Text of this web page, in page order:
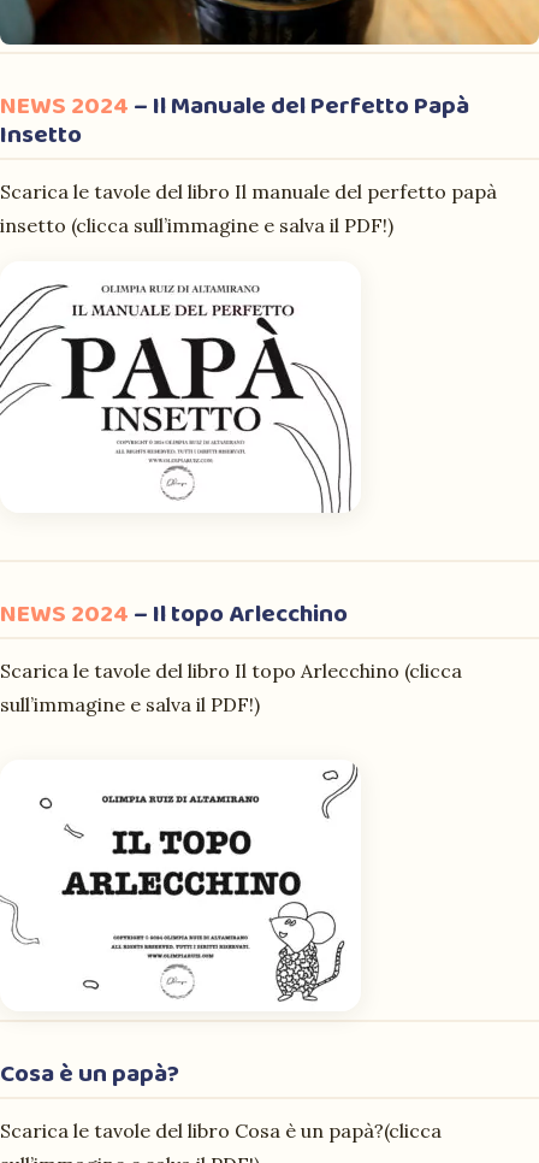
NEWS 2024– Il Manuale del Perfetto Papà
Insetto
Scarica le tavole del libro Il manuale del perfetto papà
insetto (clicca sull’immagine e salva il PDF!)
NEWS 2024– Il topo Arlecchino
Scarica le tavole del libro Il topo Arlecchino (clicca
sull’immagine e salva il PDF!)
Cosa è un papà?
Scarica le tavole del libro Cosa è un papà?(clicca